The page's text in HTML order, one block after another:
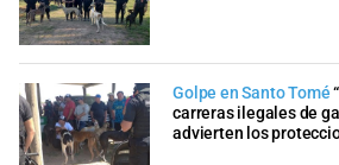
Golpe en Santo Tomé
carreras ilegales de
advierten los